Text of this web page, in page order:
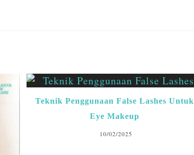
Teknik Penggunaan False Lashes Untuk
Eye Makeup
10/02/2025